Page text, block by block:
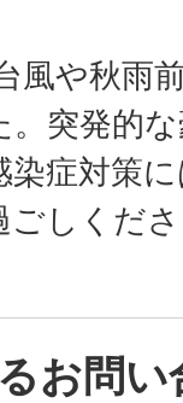
風や秋雨
突発的
症対策
ごしくだ
お問い